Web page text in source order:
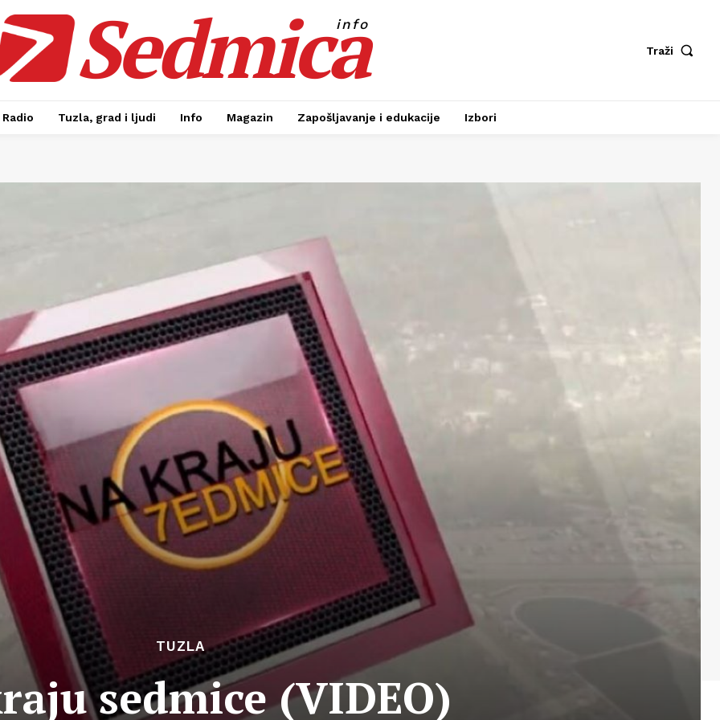
Sedmica
info
Traži
Radio Tuzla, grad i ljudi Info Magazin Zapošljavanje i edukacije Izbori
TUZLA
sedmice (VIDEO)